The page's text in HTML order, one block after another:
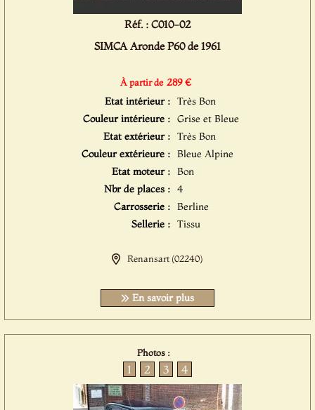
Réf. : C010-02
SIMCA Aronde P60 de 1961
À partir de 289 €
Etat intérieur : Très Bon
Couleur intérieure : Grise et Bleue
Etat extérieur : Très Bon
Couleur extérieure : Bleue Alpine
Etat moteur : Bon
Nbr de places : 4
Carrosserie : Berline
Sellerie : Tissu
Renansart (02240)
En savoir plus
Photos :
1 2 3 4